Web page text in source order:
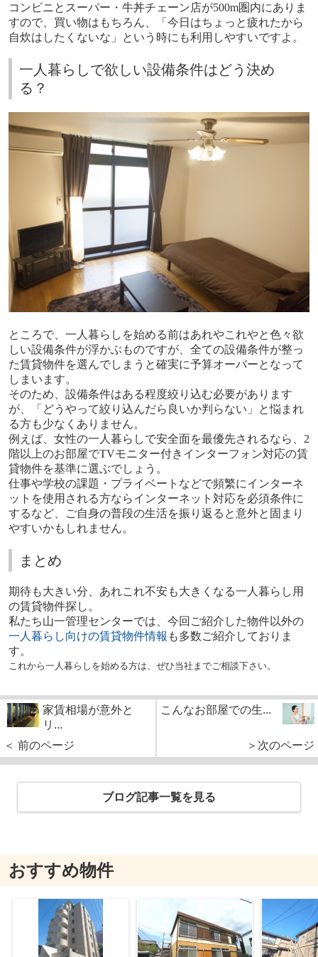
コンビニとスーパー・牛丼チェーン店が500m圏内にありま
すので、買い物はもちろん、「今日はちょっと疲れたから
自炊はしたくないな」という時にも利用しやすいですよ。
一人暮らしで欲しい設備条件はどう決め
る？
ところで、一人暮らしを始める前はあれやこれやと色々欲
しい設備条件が浮かぶものですが、全ての設備条件が整っ
た賃貸物件を選んでしまうと確実に予算オーバーとなって
しまいます。
そのため、設備条件はある程度絞り込む必要があります
が、「どうやって絞り込んだら良いか判らない」と悩まれ
る方も少なくありません。
例えば、女性の一人暮らしで安全面を最優先されるなら、 2
階以上のお部屋でTVモニター付きインターフォン対応の賃
貸物件を基準に選ぶでしょう。
仕事や学校の課題・プライベートなどで頻繁にインターネ
ットを使用される方ならインターネット対応を必須条件に
するなど、ご自身の普段の生活を振り返ると意外と固まり
やすいかもしれません。
まとめ
期待も大きい分、あれこれ不安も大きくなる一人暮らし用
の賃貸物件探し。
私たち山一管理センターでは、今回ご紹介した物件以外の
一人暮らし向けの賃貸物件情報 も多数ご紹介しておりま
す。
これから一人暮らしを始める方は、ぜひ当社までご相談下さい。
家賃相場が意外と
リ...
＜ 前のページ
こんなお部屋での生...
＞次のページ
ブログ記事一覧を見る
おすすめ物件